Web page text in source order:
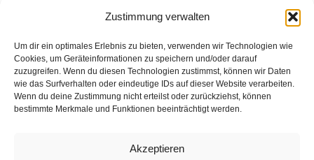
Zustimmung verwalten
Um dir ein optimales Erlebnis zu bieten, verwenden wir Technologien wie
Cookies, um Geräteinformationen zu speichern und/oder darauf
zuzugreifen. Wenn du diesen Technologien zustimmst, können wir Daten
wie das Surfverhalten oder eindeutige IDs auf dieser Website verarbeiten.
Wenn du deine Zustimmung nicht erteilst oder zurückziehst, können
bestimmte Merkmale und Funktionen beeinträchtigt werden.
Akzeptieren
Eingesetzte Kräfte : Feuerwehr Brinkum +++ Feuerwehr
Fahrenhorst +++ Feuerwehr Seckenhausen +++ Polizei
+++ Rettungsdienst